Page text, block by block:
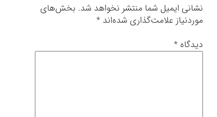
نشانی ایمیل شما منتشر نخواهد شد. بخش‌های
موردنیاز علامت‌گذاری شده‌اند*
دیدگاه*